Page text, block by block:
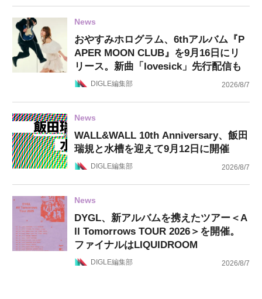
News
おやすみホログラム、6thアルバム『P
APER MOON CLUB』を9月16日にリ
リース。新曲「lovesick」先行配信も
DIGLE編集部 2026/8/7
News
WALL&WALL 10th Anniversary、飯田
瑞規と水槽を迎えて9月12日に開催
DIGLE編集部 2026/8/7
News
DYGL、新アルバムを携えたツアー＜A
ll Tomorrows TOUR 2026＞を開催。
ファイナルはLIQUIDROOM
DIGLE編集部 2026/8/7